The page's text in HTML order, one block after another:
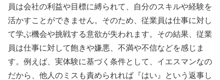
員は会社の利益や目標に縛られて、自分のスキルや経験を
活かすことができません。そのため、従業員は仕事に対し
て学ぶ機会や挑戦する意欲が失われます。その結果、従業
員は仕事に対して飽きや嫌悪、不満や不信などを感じま
す。例えば、実体験に基づく条件として、イエスマンなの
だから、他人のミスも責められれば『はい』という返事し